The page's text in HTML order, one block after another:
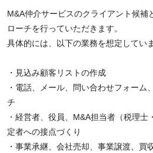
M&A仲介サービスのクライアント候補
ローチを行っていただきます。
具体的には、以下の業務を想定していま
・見込み顧客リストの作成
・電話、メール、問い合わせフォーム
チ
・経営者、役員、M&A担当者（税理
定者への接点づくり
・事業承継、会社売却、事業譲渡、買